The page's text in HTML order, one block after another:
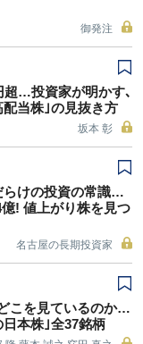
御発注
超…投資家が明かす､
当株｣の見抜き方
坂本 彰
らけの投資の常識…
! 値上がり株を見つ
名古屋の長期投資家
こを見ているのか…
本株｣全37銘柄